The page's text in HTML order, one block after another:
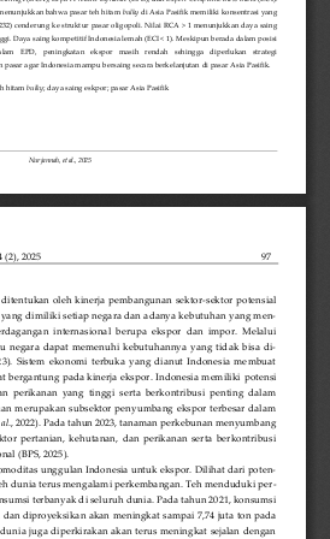
Nurjannah, et al., 2025
bahwa pasar teh hitam bulky di Asia Pasifik memiliki konsentrasi yang
cenderung ke struktur pasar oligopoli. Nilai RCA > 1 menunjukkan daya saing
Daya saing kompetitif Indonesia lemah (ECI < 1). Meskipun berada dalam posisi
EPD,   peningkatan   ekspor   masih   rendah   sehingga   diperlukan   strategi
pasar agar Indonesia mampu bersaing secara berkelanjutan di pasar Asia Pasifik.
hitam bulky; daya saing eskpor; pasar Asia Pasifik
(2), 2025 97
oleh  kinerja  pembangunan  sektor-sektor  potensial
dimiliki setiap negara dan adanya kebutuhan yang men-
internasional  berupa  ekspor  dan  impor.  Melalui
negara  dapat  memenuhi  kebutuhannya  yang  tidak  bisa  di-
Sistem  ekonomi  terbuka  yang  dianut  Indonesia  membuat
bergantung pada kinerja ekspor. Indonesia memiliki potensi
perikanan  yang  tinggi  serta  berkontribusi  penting  dalam
merupakan  subsektor  penyumbang  ekspor  terbesar  dalam
al., 2022). Pada tahun 2023, tanaman perkebunan menyumbang
pertanian,  kehutanan,  dan  perikanan  serta  berkontribusi
(BPS, 2025).
unggulan Indonesia untuk ekspor. Dilihat dari poten-
dunia terus mengalami perkembangan. Teh menduduki per-
terbanyak di seluruh dunia. Pada tahun 2021, konsumsi
diproyeksikan akan meningkat sampai 7,74 juta ton pada
juga diperkirakan akan terus meningkat sejalan dengan